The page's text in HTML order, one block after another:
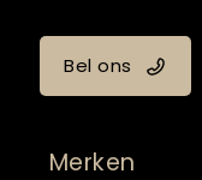
Bel ons
Merken